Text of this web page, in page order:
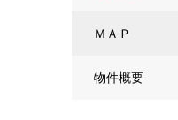
ＭＡＰ
物件概要